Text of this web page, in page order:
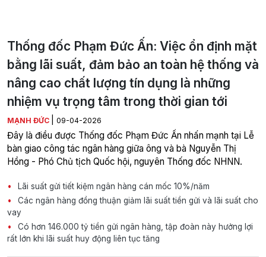
Thống đốc Phạm Đức Ấn: Việc ổn định mặt
bằng lãi suất, đảm bảo an toàn hệ thống và
nâng cao chất lượng tín dụng là những
nhiệm vụ trọng tâm trong thời gian tới
MẠNH ĐỨC 09-04-2026
Đây là điều được Thống đốc Phạm Đức Ấn nhấn mạnh tại Lễ
bàn giao công tác ngân hàng giữa ông và bà Nguyễn Thị
Hồng - Phó Chủ tịch Quốc hội, nguyên Thống đốc NHNN.
Lãi suất gửi tiết kiệm ngân hàng cán mốc 10%/năm
Các ngân hàng đồng thuận giảm lãi suất tiền gửi và lãi suất cho
vay
Có hơn 146.000 tỷ tiền gửi ngân hàng, tập đoàn này hưởng lợi
rất lớn khi lãi suất huy động liên tục tăng